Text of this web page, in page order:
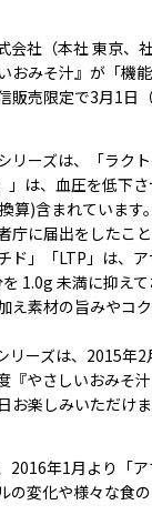
社（本社 東京、
おみそ汁』が「機
販売限定で3月1日
ーズは、「ラク
」は、血圧を低下
算)含まれていま
庁に届出をしたこ
ド」「LTP」は、
1.0g 未満に抑え
え素材の旨みやコ
リーズは、2015年
『やさしいおみそ
お楽しみいただけ
年1月より「
の変化や様々な食